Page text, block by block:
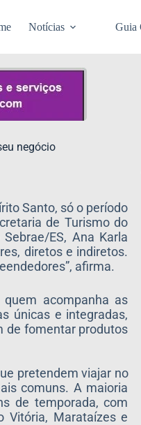
Notícias Guia
negócio
Santo, só o período
de Turismo do
ES, Ana Karla
diretos e indiretos.
afirma.
acompanha as
únicas e integradas,
de fomentar produtos
pretendem viajar no
comuns. A maioria
de temporada, com
Vitória, Marataízes e